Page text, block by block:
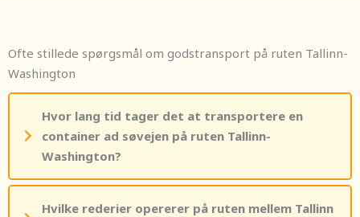
Ofte stillede spørgsmål om godstransport på ruten Tallinn-
Washington
Hvor lang tid tager det at transportere en
container ad søvejen på ruten Tallinn-
Washington?
Hvilke rederier opererer på ruten mellem Tallinn